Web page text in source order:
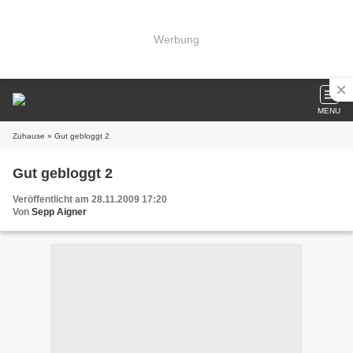
Werbung
MENU
Zuhause » Gut gebloggt 2
Gut gebloggt 2
Veröffentlicht am 28.11.2009 17:20
Von Sepp Aigner